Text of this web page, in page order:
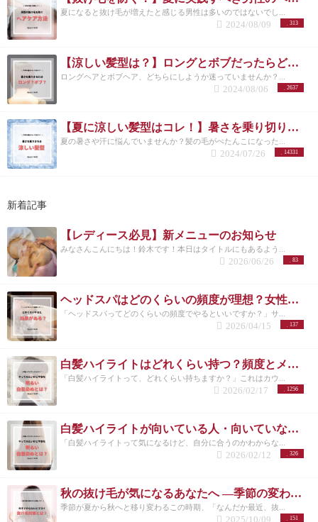
夏になると抜け毛が増えたと感じる男性は多いのではないでし...
313
2024/08/09
【涼しい髪型は？】ロングとボブだったらどっちが良い？/洗足/美容院
ロングヘアとボブヘア、どちらにしようか迷っていませんか？...
2637
2024/08/06
【夏に涼しい髪型はコレ！】暑さを乗り切りたいメンズさんにオススメの髪型とは？
夏の暑さや汗に悩んでいませんか？髪の毛がぺたんこになった...
14331
2024/07/26
新着記事
【レディース必見】新メニューのお知らせ
みなさんこんにちは！鈴木です！本日はタイトルにもあるよう...
83
2026/06/26
ヘッドスパはどのくらいの頻度が理想？女性に多い悩みと正しい通い方
「ヘッドスパってどのくらいの頻度でやるといいですか？」サ...
137
2026/04/15
白髪ハイライトはどれくらい持つ？頻度とメンテナンスの目安を解説
「白髪ハイライトって、どれくらい持ちますか？」これはカウ...
1256
2026/02/17
白髪ハイライトが向いている人・向いていない人｜後悔しない選び方 洗足
「白髪ハイライトって気になるけど、自分に合うのかわからな...
326
2026/02/12
秋の抜け毛が気になるあなたへ ―季節の変わり目に必要な頭皮ケアとは―
季節が夏から秋へと移り変わるこの時期、「なんだか最近、抜...
151
2025/10/09